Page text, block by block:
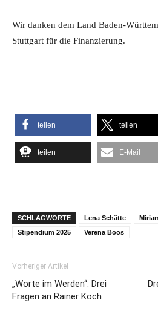
Wir danken dem Land Baden-
Stuttgart für die Finanzierung.
teilen teilen
teilen E-Mail
SCHLAGWORTE Lena Schätte
Stipendium 2025
Verena Boos
Vorheriger Artikel
„Worte im Werden“. Drei
Fragen an Rainer Koch